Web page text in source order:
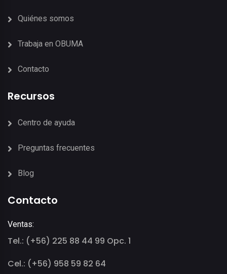
Quiénes somos
Trabaja en OBUMA
Contacto
Recursos
Centro de ayuda
Preguntas frecuentes
Blog
Contacto
Ventas:
Tel.: (+56) 225 88 44 99 Opc. 1
Cel.: (+56) 958 59 82 64